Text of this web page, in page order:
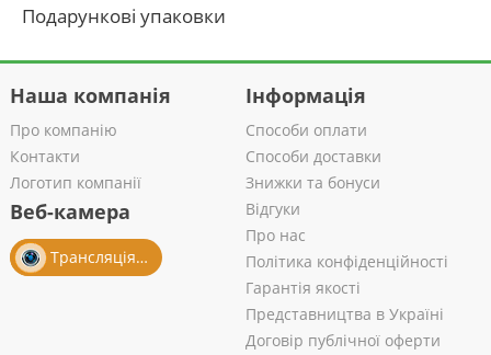
Подарункові упаковки
Наша компанія
Про компанію
Контакти
Логотип компанії
Веб-камера
Трансляція із салону
Інформація
Способи оплати
Способи доставки
Знижки та бонуси
Відгуки
Про нас
Політика конфіденційності
Гарантія якості
Представництва в Україні
Договір публічної оферти